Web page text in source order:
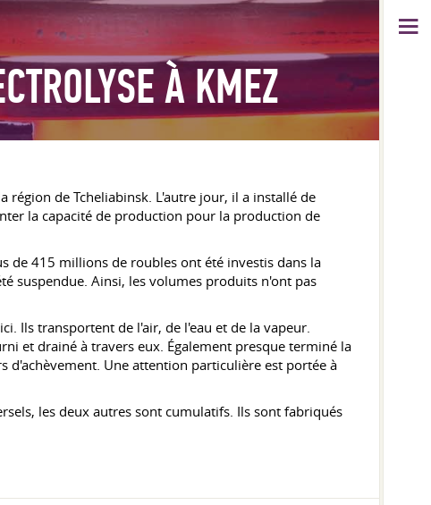
À KMEZ
région de Tcheliabinsk. L'autre jour, il a installé de
la capacité de production pour la production de
de 415 millions de roubles ont été investis dans la
suspendue. Ainsi, les volumes produits n'ont pas
Ils transportent de l'air, de l'eau et de la vapeur.
et drainé à travers eux. Également presque terminé la
d'achèvement. Une attention particulière est portée à
les deux autres sont cumulatifs. Ils sont fabriqués